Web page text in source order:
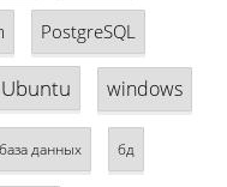
PostgreSQL
Ubuntu windows
база данных бд